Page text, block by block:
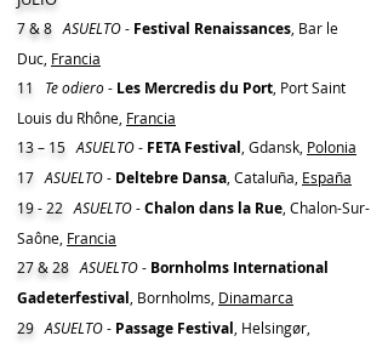
7 & 8 ASUELTO- Festival Renaissances , Bar le
Duc, Francia
11
Te odiero- Les Mercredis du Port , Port Saint
Louis du Rhône, Francia
13 – 15 ASUELTO- FETA Festival , Gdansk, Polonia
17 ASUELTO- Deltebre Dansa , Cataluña, España
19 - 22
ASUELTO-Chalon dans la Rue , Chalon-Sur-
Saône, Francia
27 & 28 ASUELTO- Bornholms International
Gadeterfestival , Bornholms, Dinamarca
29 ASUELTO- Passage Festival , Helsingør,